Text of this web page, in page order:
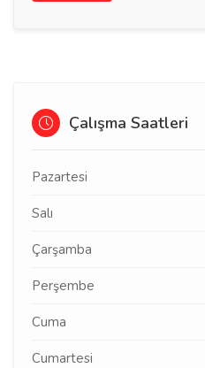
Çalışma Saatleri
Pazartesi
Salı
Çarşamba
Perşembe
Cuma
Cumartesi